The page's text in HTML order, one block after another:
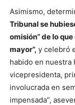
Asimismo,
Tribunal se
omisión” de lo
mayor”, y celebró
habido en nuestra
vicepresidenta,
involucrada en
impensada”,